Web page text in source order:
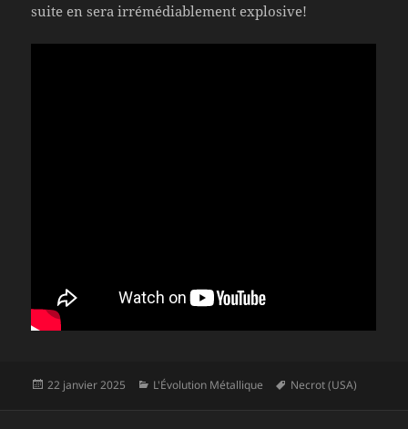
suite en sera irrémédiablement explosive!
Publié
22 janvier 2025 Catégories
L'Évolution Métallique
Mots-
Necrot (USA)